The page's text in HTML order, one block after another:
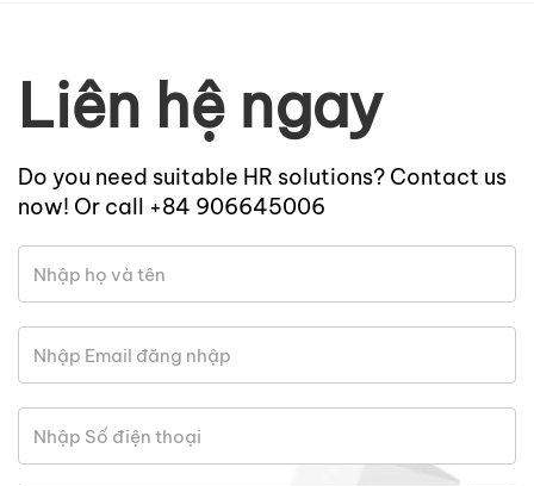
Liên hệ ngay
Do you need suitable HR solutions? Contact us
now! Or call +84 906645006